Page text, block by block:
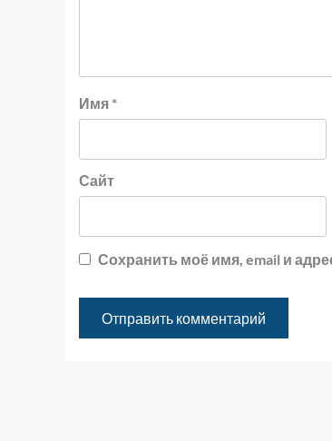
Имя *
Сайт
Сохранить моё имя, email и